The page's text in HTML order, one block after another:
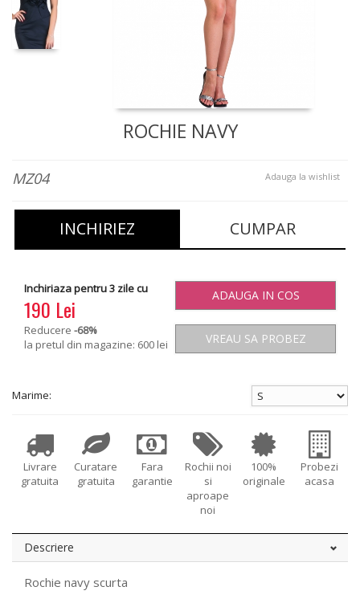
ROCHIE NAVY
Adauga la wishlist
MZ04
INCHIRIEZ CUMPAR
Inchiriaza pentru 3 zile cu
190 Lei
Reducere -68%
la pretul din magazine: 600 lei
ADAUGA IN COS
VREAU SA PROBEZ
Marime:
Livrare
gratuita
Curatare
gratuita
Fara
garantie
Rochii noi
si
aproape
noi
100%
originale
Probezi
acasa
Descriere
Rochie navy scurta